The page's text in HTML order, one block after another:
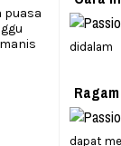
puasa
didalam
dapat